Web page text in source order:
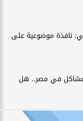
نافذة موضوعية على
في مصر.. هل